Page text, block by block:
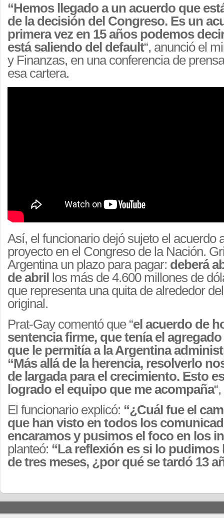
“Hemos llegado a un acuerdo que
de la decisión del Congreso. Es un
primera vez en 15 años podemos
está saliendo del default“, anunció el
y Finanzas, en una conferencia de
esa cartera.
Así, el funcionario dejó sujeto el acuerdo
proyecto en el Congreso de la Nación.
Argentina un plazo para pagar: deberá
de abril los más de 4.600 millones de
que representa una quita de alrededor
original.
Prat-Gay comentó que “el acuerdo de
sentencia firme, que tenía el
que le permitía a la Argentina
“Más allá de la herencia, resolverlo
de largada para el crecimiento. Esto
logrado el equipo que me acompaña
El funcionario explicó: “¿Cuál fue el
que han visto en todos los
encaramos y pusimos el foco en los
planteó: “La reflexión es si lo pudimos
de tres meses, ¿por qué se tardó 13